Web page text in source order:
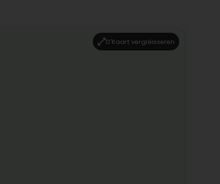
D'Kaart vergréisseren